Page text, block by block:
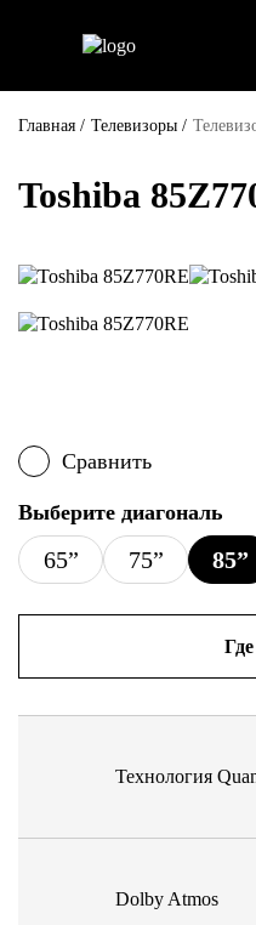
Главная / Телевизоры /
Toshiba
Сравнить
Выберите диагональ
65” 75” 85”
Технология
Dolby Atmos